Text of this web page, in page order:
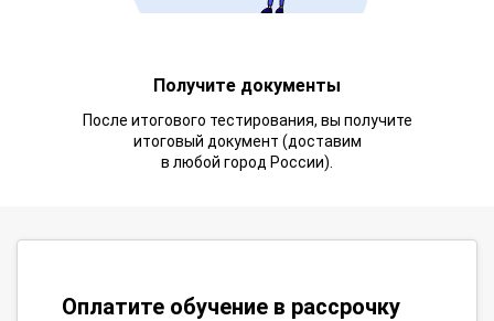
Получите документы
После итогового тестирования, вы получите
итоговый документ (доставим
в любой город России).
Оплатите обучение в рассрочку